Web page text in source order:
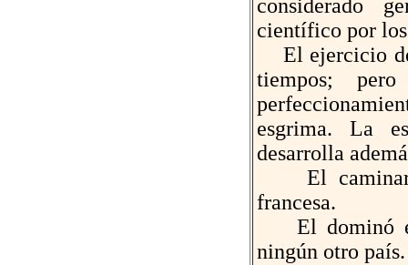
considerado
científico por
El ejercicio de
tiempos;
esgrima. La
desarrolla
El caminar
francesa.
El dominó
ningún otro país.